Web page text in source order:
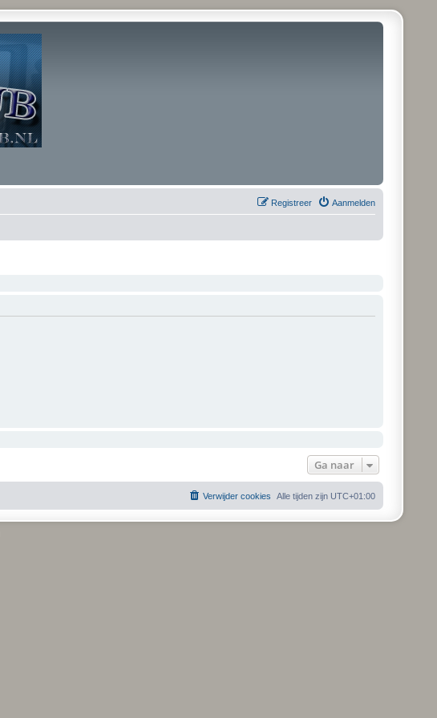
Aanmelden
Registreer
Ga naar
Alle tijden zijn UTC+01:00
Verwijder cookies